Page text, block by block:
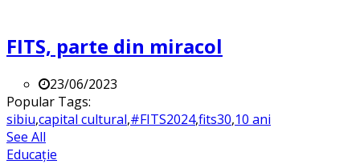
FITS, parte din miracol
23/06/2023
Popular Tags:
sibiu,capital cultural,#FITS2024,fits30,10 ani
See All
Educație